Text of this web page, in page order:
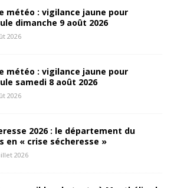
météo : vigilance jaune pour
dimanche 9 août 2026
2026
météo : vigilance jaune pour
samedi 8 août 2026
2026
2026 : le département du
en « crise sécheresse »
2026